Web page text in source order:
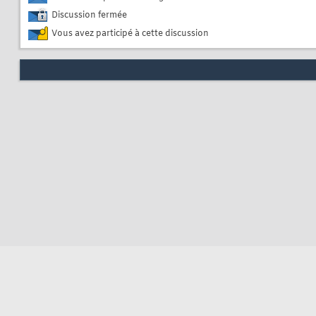
Discussion fermée
Vous avez participé à cette discussion